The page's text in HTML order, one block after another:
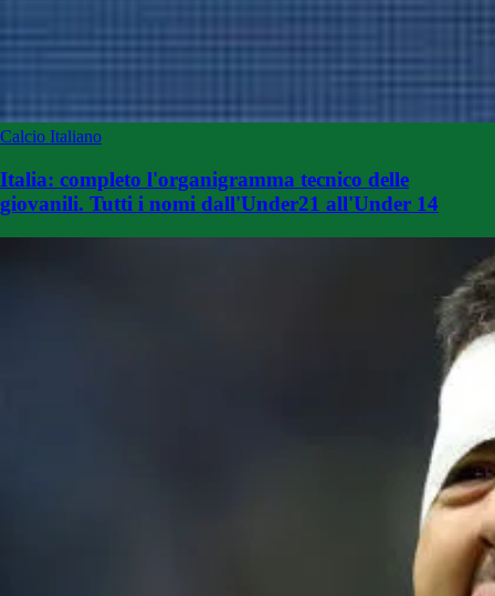
Calcio Italiano
Italia: completo l'organigramma tecnico delle
giovanili. Tutti i nomi dall'Under21 all'Under 14